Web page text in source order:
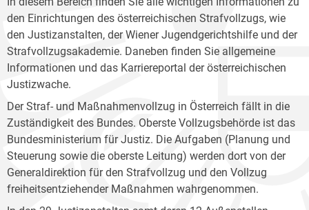
den Einrichtungen des österreichischen Strafvollzugs, wie
den Justizanstalten, der Wiener Jugendgerichtshilfe und der
Strafvollzugsakademie. Daneben finden Sie allgemeine
Informationen und das Karriereportal der österreichischen
Justizwache.
Der Straf- und Maßnahmenvollzug in Österreich fällt in die
Zuständigkeit des Bundes. Oberste Vollzugsbehörde ist das
Bundesministerium für Justiz. Die Aufgaben (Planung und
Steuerung sowie die oberste Leitung) werden dort von der
Generaldirektion für den Strafvollzug und den Vollzug
freiheitsentziehender Maßnahmen wahrgenommen.